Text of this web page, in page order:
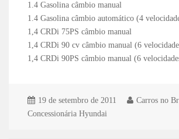
1.4 Gasolina câmbio manual
1.4 Gasolina câmbio automático (4
1,4 CRDi 75PS câmbio manual
1,4 CRDi 90 cv câmbio manual (6
1,4 CRDi 90PS câmbio manual (6
19 de setembro de 2011
Carros no
Concessionária Hyundai